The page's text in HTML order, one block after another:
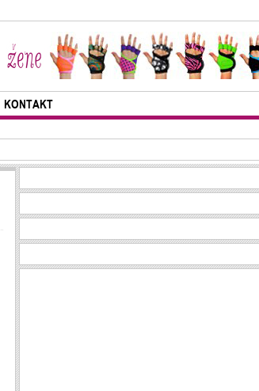
KONTAKT